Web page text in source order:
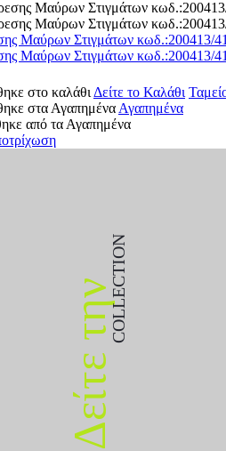
Μαύρων Στιγμάτων κωδ.:200413/
Μαύρων Στιγμάτων κωδ.:200413/
στο καλάθι Δείτε το Καλάθι
στα Αγαπημένα Αγαπημένα
από τα Αγαπημένα
Δείτε τηνCOLLECTION